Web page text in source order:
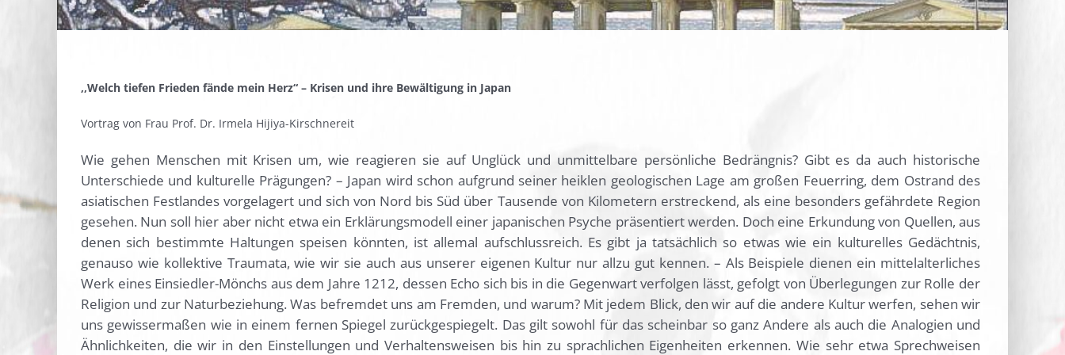
,,Welch tiefen Frieden fände mein Herz“ – Krisen und ihre Bewältigung in Japan
Vortrag von Frau Prof. Dr. Irmela Hijiya-Kirschnereit
Wie gehen Menschen mit Krisen um, wie reagieren sie auf Unglück und unmittelbare persönliche Bedrängnis? Gibt es da auch historische
Unterschiede und kulturelle Prägungen? – Japan wird schon aufgrund seiner heiklen geologischen Lage am großen Feuerring, dem Ostrand des
asiatischen Festlandes vorgelagert und sich von Nord bis Süd über Tausende von Kilometern erstreckend, als eine besonders gefährdete Region
gesehen. Nun soll hier aber nicht etwa ein Erklärungsmodell einer japanischen Psyche präsentiert werden. Doch eine Erkundung von Quellen, aus
denen sich bestimmte Haltungen speisen könnten, ist allemal aufschlussreich. Es gibt ja tatsächlich so etwas wie ein kulturelles Gedächtnis,
genauso wie kollektive Traumata, wie wir sie auch aus unserer eigenen Kultur nur allzu gut kennen. – Als Beispiele dienen ein mittelalterliches
Werk eines Einsiedler-Mönchs aus dem Jahre 1212, dessen Echo sich bis in die Gegenwart verfolgen lässt, gefolgt von Überlegungen zur Rolle der
Religion und zur Naturbeziehung. Was befremdet uns am Fremden, und warum? Mit jedem Blick, den wir auf die andere Kultur werfen, sehen wir
uns gewissermaßen wie in einem fernen Spiegel zurückgespiegelt. Das gilt sowohl für das scheinbar so ganz Andere als auch die Analogien und
Ähnlichkeiten, die wir in den Einstellungen und Verhaltensweisen bis hin zu sprachlichen Eigenheiten erkennen. Wie sehr etwa Sprechweisen